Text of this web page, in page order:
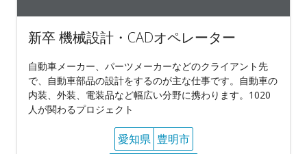
新卒 機械設計・CADオペレーター
自動車メーカー、パーツメーカーなどのクライアント先
で、自動車部品の設計をするのが主な仕事です。自動車の
内装、外装、電装品など幅広い分野に携わります。1020
人が関わるプロジェクト
愛知県 豊明市